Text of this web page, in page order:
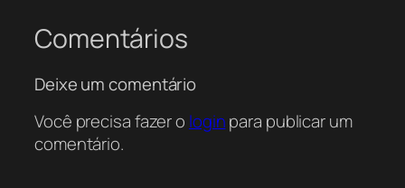
Comentários
Deixe um comentário
Você precisa fazer o loginpara publicar um
comentário.